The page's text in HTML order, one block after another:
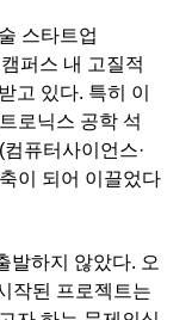
스타트업
퍼스 내 고질적
고 있다. 특히 이
로닉스 공학 석
퓨터사이언스·
이 되어 이끌었다
발하지 않았다. 오
작된 프로젝트는